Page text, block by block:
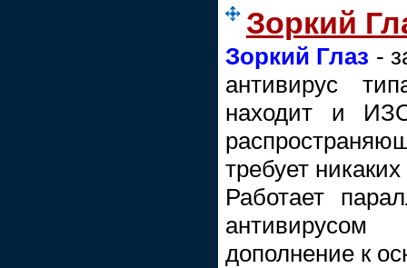
Зоркий
Зоркий Глаз -
антивирус
находит и
требует
Работает
дополнение к